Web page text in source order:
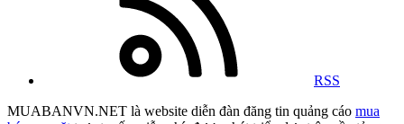
RSS
MUABANVN.NET là website diễn đàn đăng tin quảng cáo mua